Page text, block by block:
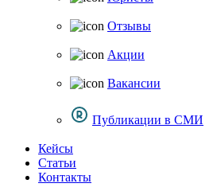
Отзывы
Акции
Вакансии
Публикации в СМИ
Кейсы
Статьи
Контакты